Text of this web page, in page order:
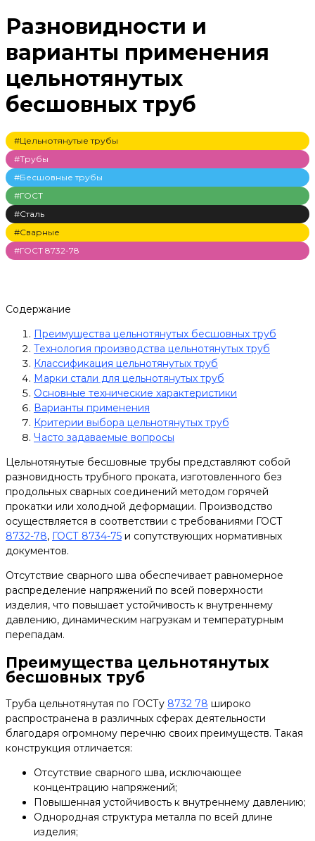
Разновидности и
варианты применения
цельнотянутых
бесшовных труб
#Цельнотянутые трубы
#Трубы
#Бесшовные трубы
#ГОСТ
#Сталь
#Сварные
#ГОСТ 8732-78
Содержание
Преимущества цельнотянутых бесшовных труб
Технология производства цельнотянутых труб
Классификация цельнотянутых труб
Марки стали для цельнотянутых труб
Основные технические характеристики
Варианты применения
Критерии выбора цельнотянутых труб
Часто задаваемые вопросы
Цельнотянутые бесшовные трубы представляют собой
разновидность трубного проката, изготовленного без
продольных сварных соединений методом горячей
прокатки или холодной деформации. Производство
осуществляется в соответствии с требованиями ГОСТ
8732-78, ГОСТ 8734-75 и сопутствующих нормативных
документов.
Отсутствие сварного шва обеспечивает равномерное
распределение напряжений по всей поверхности
изделия, что повышает устойчивость к внутреннему
давлению, динамическим нагрузкам и температурным
перепадам.
Преимущества цельнотянутых
бесшовных труб
Труба цельнотянутая по ГОСТу 8732 78 широко
распространена в различных сферах деятельности
благодаря огромному перечню своих преимуществ. Такая
конструкция отличается:
Отсутствие сварного шва, исключающее
концентрацию напряжений;
Повышенная устойчивость к внутреннему давлению;
Однородная структура металла по всей длине
изделия;